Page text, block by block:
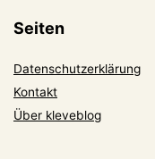
Seiten
Datenschutzerklärung
Kontakt
Über kleveblog